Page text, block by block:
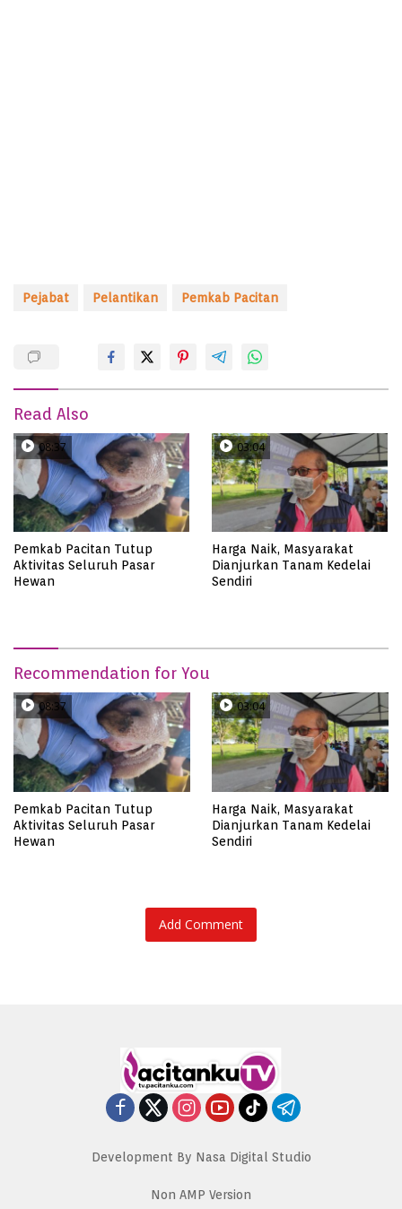
Pejabat Pelantikan Pemkab Pacitan
Read Also
08:37
Pemkab Pacitan Tutup
Aktivitas Seluruh Pasar
Hewan
03:04
Harga Naik, Masyarakat
Dianjurkan Tanam Kedelai
Sendiri
Recommendation for You
08:37
Pemkab Pacitan Tutup
Aktivitas Seluruh Pasar
Hewan
03:04
Harga Naik, Masyarakat
Dianjurkan Tanam Kedelai
Sendiri
Add Comment
Development By Nasa Digital Studio
Non AMP Version